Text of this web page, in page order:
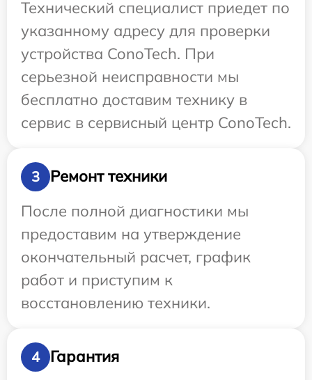
Технический специалист приедет по
указанному адресу для проверки
устройства ConoTech. При
серьезной неисправности мы
бесплатно доставим технику в
сервис в сервисный центр ConoTech.
3
Ремонт техники
После полной диагностики мы
предоставим на утверждение
окончательный расчет, график
работ и приступим к
восстановлению техники.
4
Гарантия